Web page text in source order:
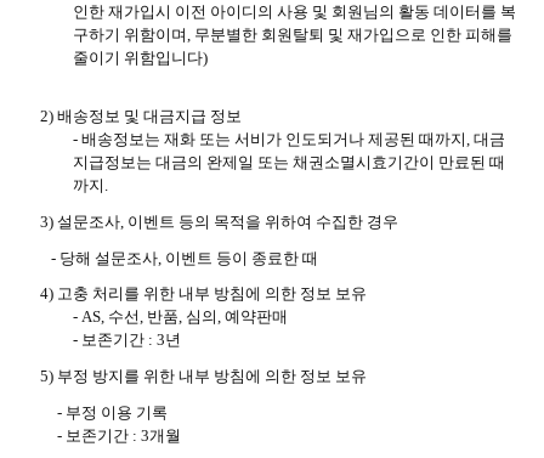
인한 재가입시 이전 아이디의 사용 및 회원님의 활동 데이터를 복
구하기 위함이며 무분별한 회원탈퇴 및 재가입으로 인한 피해를
줄이기 위함입니다)
2)배송정보 및 대금지급 정보
- 배송정보는 재화 또는 서비가 인도되거나 제공된 때까지, 대금
지급정보는 대금의 완제일 또는 채권소멸시효기간이 만료된 때
까지 .
3)설문조사 이벤트 등의 목적을 위하여 수집한 경우
- 당해 설문조사 이벤트 등이 종료한 때
4) 고충 처리를 위한 내부 방침에 의한 정보 보유
- AS, 수선, 반품, 심의, 예약판매
- 보존기간 : 3년
5) 부정 방지를 위한 내부 방침에 의한 정보 보유
- 부정 이용 기록
- 보존기간: 3개월